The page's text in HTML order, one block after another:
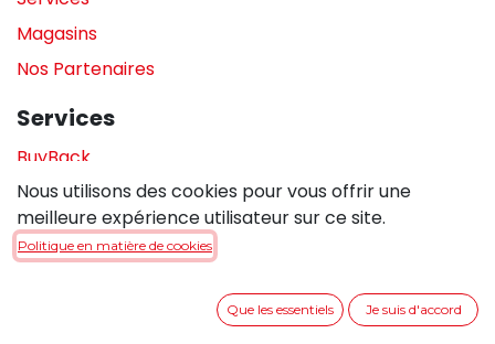
Magasins
Nos Partenaires
Services
BuyBack
Assistance en magasin
Réparations
Politique de confidentialité
Nous utilisons des cookies pour vous offrir une
meilleure expérience utilisateur sur ce site.
Politique en matière de cookies
Que les essentiels Je suis d'accord